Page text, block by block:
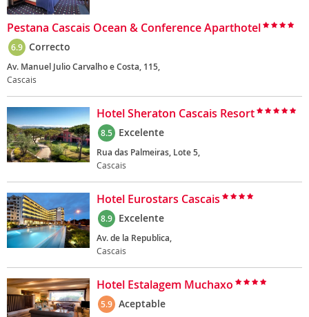
Pestana Cascais Ocean & Conference Aparthotel
6.9 Correcto
Av. Manuel Julio Carvalho e Costa, 115,
Cascais
Hotel Sheraton Cascais Resort
8.5 Excelente
Rua das Palmeiras, Lote 5,
Cascais
Hotel Eurostars Cascais
8.9 Excelente
Av. de la Republica,
Cascais
Hotel Estalagem Muchaxo
5.9 Aceptable